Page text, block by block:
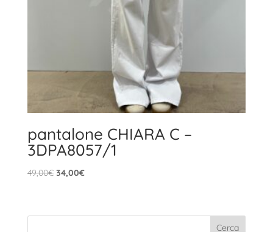
pantalone CHIARA C –
3DPA8057/1
49,00€ Il
era:
34,00€Il
è: